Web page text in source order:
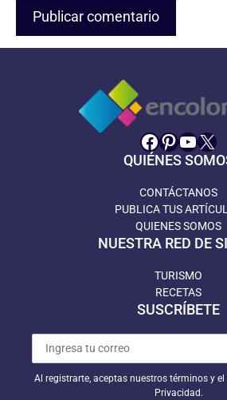
Facebook
Pinterest
X
QUIÉNES
CONTÁCTANOS
PUBLICA TUS
QUIENES SOMOS
NUESTRA RED DE
TURISMO
RECETAS
SUSCRÍBETE
Al registrarte, aceptas nuestros términos y
Privacidad.